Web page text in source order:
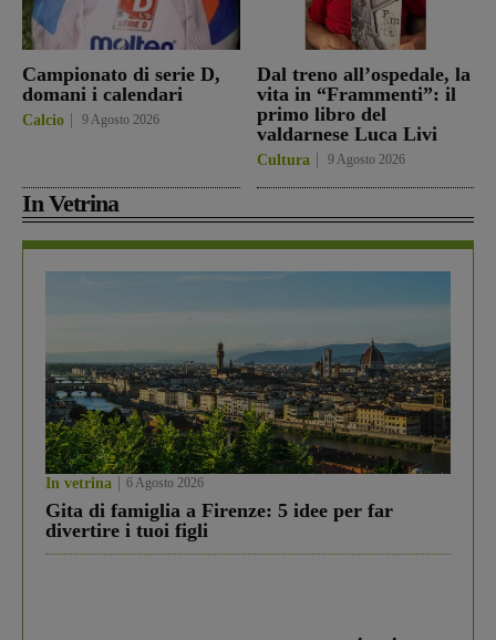
Campionato di serie D,
domani i calendari
Calcio 9 Agosto 2026
Dal treno all’ospedale, la
vita in “Frammenti”: il
primo libro del
valdarnese Luca Livi
Cultura 9 Agosto 2026
In Vetrina
In vetrina 6 Agosto 2026
Gita di famiglia a Firenze: 5 idee per far
divertire i tuoi figli